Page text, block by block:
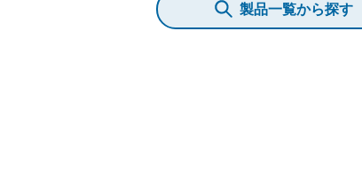
製品一覧から探す